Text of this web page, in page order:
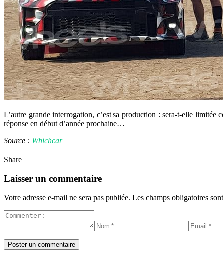
L’autre grande interrogation, c’est sa production : sera-t-elle
réponse en début d’année prochaine…
Source : Whichcar
Share
Laisser un commentaire
Votre adresse e-mail ne sera pas publiée. Les champs obligatoires